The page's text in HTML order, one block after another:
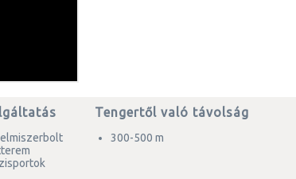
Tengertől való távolság
300-500 m